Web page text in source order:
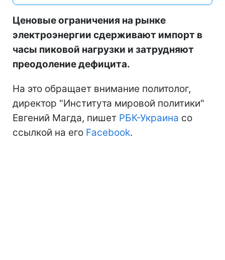
Ценовые ограничения на рынке
электроэнергии сдерживают импорт в
часы пиковой нагрузки и затрудняют
преодоление дефицита.
На это обращает внимание политолог,
директор "Института мировой политики"
Евгений Магда, пишет РБК-Украина со
ссылкой на его Facebook.